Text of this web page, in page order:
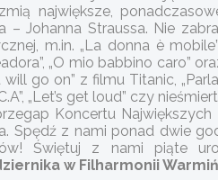
największe,
– Johanna Straussa. Nie
m.in. „La donna è
„O mio babbino caro”
will go on” z filmu Titanic,
„Let’s get loud” czy
Koncertu
Spędź z nami ponad dwie
Świętuj z nami piąte
w Filharmonii